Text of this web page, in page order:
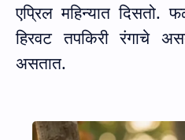
एप्रिल महिन्यात दिसतो.
हिरवट तपकिरी रंगाचे
असतात.